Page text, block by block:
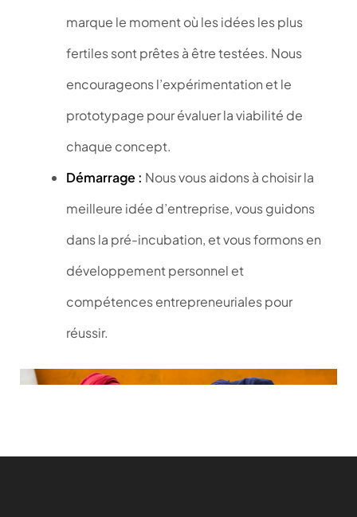
marque le moment où les idées les plus
fertiles sont prêtes à être testées. Nous
encourageons l’expérimentation et le
prototypage pour évaluer la viabilité de
chaque concept.
Démarrage : Nous vous aidons à choisir la
meilleure idée d’entreprise, vous guidons
dans la pré-incubation, et vous formons en
développement personnel et
compétences entrepreneuriales pour
réussir.